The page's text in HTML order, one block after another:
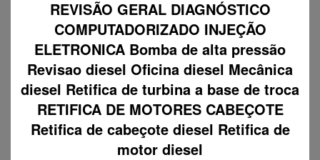
REVISÃO GERAL DIAGNÓSTICO
COMPUTADORIZADO INJEÇÃO
ELETRONICA Bomba de alta pressão
Revisao diesel Oficina diesel Mecânica
diesel Retifica de turbina a base de troca
RETIFICA DE MOTORES CABEÇOTE
Retifica de cabeçote diesel Retifica de
motor diesel